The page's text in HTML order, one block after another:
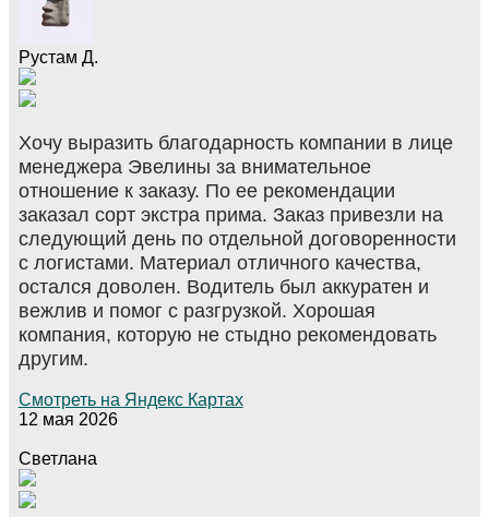
Рустам Д.
Хочу выразить благодарность компании в лице
менеджера Эвелины за внимательное
отношение к заказу. По ее рекомендации
заказал сорт экстра прима. Заказ привезли на
следующий день по отдельной договоренности
с логистами. Материал отличного качества,
остался доволен. Водитель был аккуратен и
вежлив и помог с разгрузкой. Хорошая
компания, которую не стыдно рекомендовать
другим.
Смотреть на Яндекс Картах
12 мая 2026
Светлана